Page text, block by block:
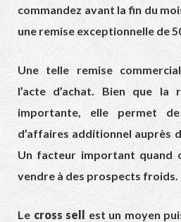
commandez avant la fin du
une remise exceptionnelle de
Une telle remise
l’acte d’achat. Bien que la
importante, elle permet
d’affaires additionnel auprès
Un facteur important quand
vendre à des prospects froids.
Le cross sell est un moyen